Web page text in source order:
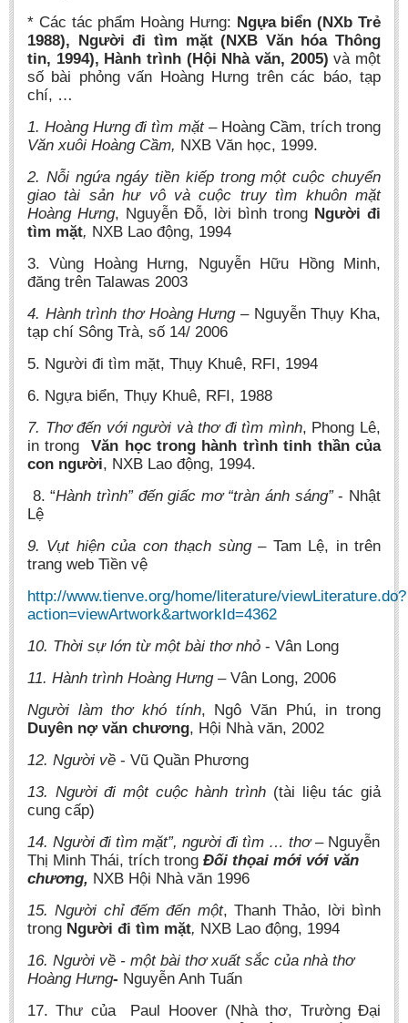
* Các tác phẩm Hoàng Hưng: Ngựa biển (NXb Trẻ
1988), Người đi tìm mặt (NXB Văn hóa Thông
tin, 1994), Hành trình (Hội Nhà văn, 2005)và một
số bài phỏng vấn Hoàng Hưng trên các báo, tạp
chí, …
1. Hoàng Hưng đi tìm mặt – Hoàng Cầm, trích trong
Văn xuôi Hoàng Cầm, NXB Văn học, 1999.
2. Nỗi ngứa ngáy tiền kiếp trong một cuộc chuyển
giao tài sản hư vô và cuộc truy tìm khuôn mặt
Hoàng Hưng, Nguyễn Đỗ, lời bình trong Người đi
tìm mặt, NXB Lao động, 1994
3. Vùng Hoàng Hưng, Nguyễn Hữu Hồng Minh,
đăng trên Talawas 2003
4. Hành trình thơ Hoàng Hưng– Nguyễn Thụy Kha,
tạp chí Sông Trà, số 14/ 2006
5. Người đi tìm mặt, Thụy Khuê, RFI, 1994
6. Ngựa biển, Thụy Khuê, RFI, 1988
7. Thơ đến với người và thơ đi tìm mình, Phong Lê,
in trongVăn học trong hành trình tinh thần của
con người, NXB Lao động, 1994.
8. “Hành trình” đến giấc mơ “tràn ánh sáng”- Nhật
Lệ
9. Vụt hiện của con thạch sùng– Tam Lệ, in trên
trang web Tiền vệ
http://www.tienve.org/home/literature/viewLiterature.do?
action=viewArtwork&artworkId=4362
10. Thời sự lớn từ một bài thơ nhỏ - Vân Long
11. Hành trình Hoàng Hưng– Vân Long, 2006
Người làm thơ khó tính, Ngô Văn Phú, in trong
Duyên nợ văn chương, Hội Nhà văn, 2002
12. Người về - Vũ Quần Phương
13. Người đi một cuộc hành trình (tài liệu tác giả
cung cấp)
14. Người đi tìm mặt”, người đi tìm … thơ– Nguyễn
Thị Minh Thái, trích trong Đối thọai mới với văn
chương, NXB Hội Nhà văn 1996
15. Người chỉ đếm đến một, Thanh Thảo, lời bình
trong Người đi tìm mặt, NXB Lao động, 1994
16. Người về - một bài thơ xuất sắc của nhà thơ
Hoàng Hưng- Nguyễn Anh Tuấn
17. Thư của
Paul Hoover (Nhà thơ, Trường Đại